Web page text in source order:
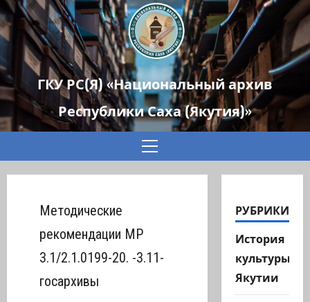
ГКУ РС(Я) «Национальный архив
Республики Саха (Якутия)»
Основное
Методические
рекомендации МР
3.1/2.1.0199-20. -3.11-
госархивы
РУБРИКИ
История
культуры
Якутии